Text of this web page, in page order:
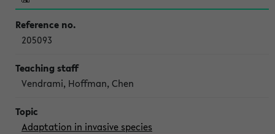
205093
Vendrami, Hoffman, Chen
Adaptation in invasive species